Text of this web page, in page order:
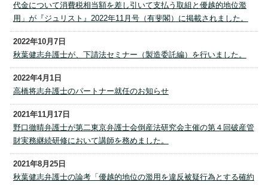
代金について消費税相当額を差し引いて支払う取組と優越的地位濫
用」が『ジュリスト』2022年11月号（有斐閣）に掲載されました。
2022年10月7日
秋葉健志弁護士が、下請法セミナー（製造委託編）を行いました。
2022年4月1日
高橋将志弁護士のパートナー就任のお知らせ
2021年11月17日
野口徹晴弁護士が第二東京弁護士会倒産法研究会主催の第４回破産管
財実務継続研修において講師を務めました。
2021年8月25日
秋葉健志弁護士の論考「優越的地位の濫用を違反被疑行為とする確約